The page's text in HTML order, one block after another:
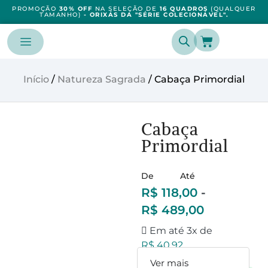
PROMOÇÃO 30% OFF NA SELEÇÃO DE 16 QUADROS (QUALQUER
TAMANHO) - ORIXÁS DA "SÉRIE COLECIONÁVEL".
Início / Natureza Sagrada / Cabaça Primordial
Cabaça
Primordial
De Até
R$ 118,00 -
R$ 489,00
Em até 3x de
R$40,92
Ver mais